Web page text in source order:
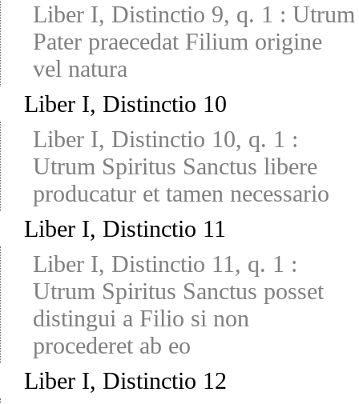
Liber I, Distinctio 9, q. 1 : Utrum
Pater praecedat Filium origine
vel natura
Liber I, Distinctio 10
Liber I, Distinctio 10, q. 1 :
Utrum Spiritus Sanctus libere
producatur et tamen necessario
Liber I, Distinctio 11
Liber I, Distinctio 11, q. 1 :
Utrum Spiritus Sanctus posset
distingui a Filio si non
procederet ab eo
Liber I, Distinctio 12